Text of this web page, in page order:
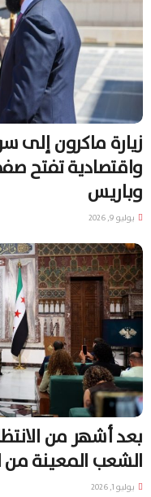
زيارة ماكرون إلى
واقتصادية تفتح
وباريس
يوليو 9, 2026
بعد أشهر من
الشعب المعينة من
يوليو 1, 2026